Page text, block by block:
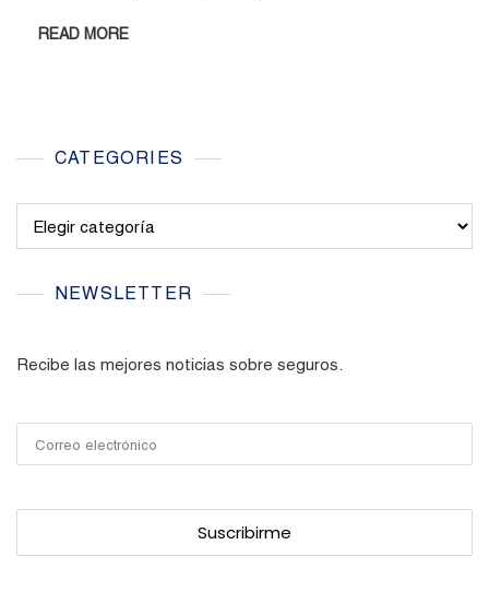
READ MORE
CATEGORIES
NEWSLETTER
Recibe las mejores noticias sobre seguros.